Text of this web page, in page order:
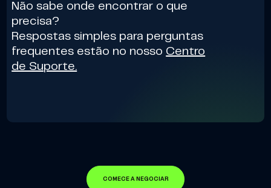
Não sabe onde encontrar o que
precisa?
Respostas simples para perguntas
frequentes estão no nosso Centro
de Suporte.
COMECE A NEGOCIAR